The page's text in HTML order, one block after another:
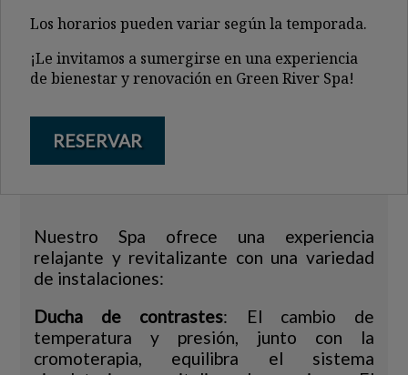
Los horarios pueden variar según la temporada.
¡Le invitamos a sumergirse en una experiencia
de bienestar y renovación en Green River Spa!
RESERVAR
Nuestro Spa ofrece una experiencia
relajante y revitalizante con una variedad
de instalaciones:
Ducha de contrastes: El cambio de
temperatura y presión, junto con la
cromoterapia, equilibra el sistema